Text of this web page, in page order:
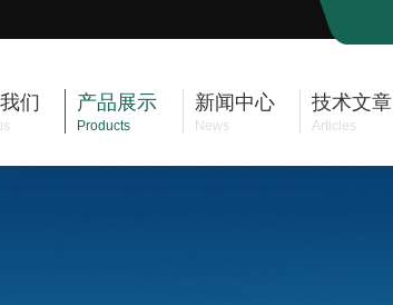
们 产品展示
Products
新闻中心
News
技术文章
Articles